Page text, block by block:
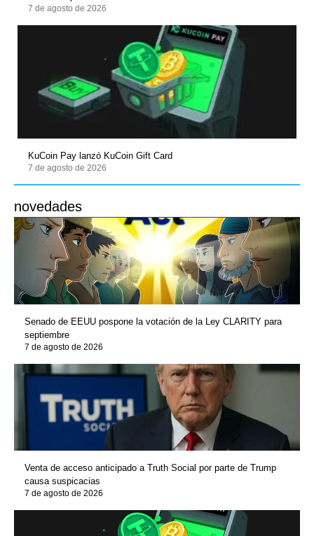
7 de agosto de 2026
KuCoin Pay lanzó KuCoin Gift Card
7 de agosto de 2026
novedades
Senado de EEUU pospone la votación de la Ley CLARITY para
septiembre
7 de agosto de 2026
Venta de acceso anticipado a Truth Social por parte de Trump
causa suspicacias
7 de agosto de 2026